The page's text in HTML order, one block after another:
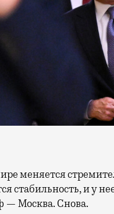
стабильность, и у
— Москва. Снова.